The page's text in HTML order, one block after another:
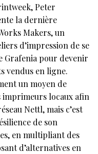
Peter
la dernière
Makers, un
d’impression de se
Grafenia pour devenir
vendus en ligne.
un moyen de
locaux afin
Nettl, mais c’est
de son
en multipliant des
d’alternatives en